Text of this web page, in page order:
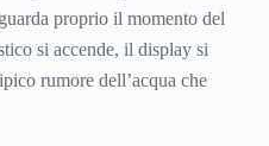
proprio il momento del
si accende, il display si
rumore dell’acqua che